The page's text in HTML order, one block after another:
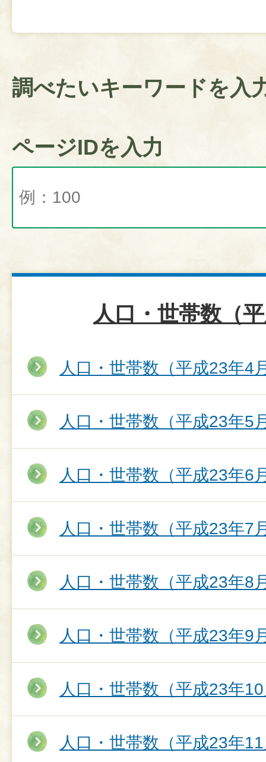
調べたいキーワードを入
ページIDを入力
人口・世帯数（
人口・世帯数（平成23年4
人口・世帯数（平成23年5
人口・世帯数（平成23年6
人口・世帯数（平成23年7
人口・世帯数（平成23年8
人口・世帯数（平成23年9
人口・世帯数（平成23年
人口・世帯数（平成23年